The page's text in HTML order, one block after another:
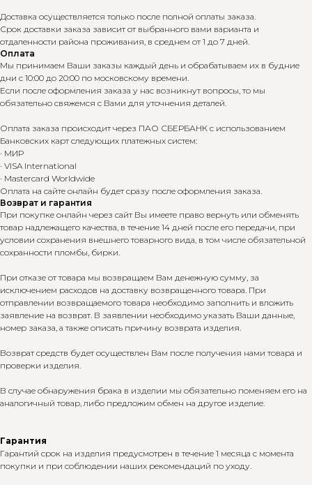
Доставка осуществляется только после полной оплаты заказа.
Срок доставки заказа зависит от выбранного вами варианта и
отдаленности района проживания, в среднем от 1 до 7 дней.
Оплата
Мы принимаем Ваши заказы каждый день и обрабатываем их в будние
дни с 10:00 до 20:00 по московскому времени.
Если после оформления заказа у нас возникнут вопросы, то мы
обязательно свяжемся с Вами для уточнения деталей.
Оплата заказа происходит через ПАО СБЕРБАНК с использованием
Банковских карт следующих платежных систем:
· МИР
· VISA International
· Mastercard Worldwide
Оплата на сайте онлайн будет сразу после оформления заказа.
Возврат и гарантия
При покупке онлайн через сайт Вы имеете право вернуть или обменять
товар надлежащего качества, в течение 14 дней после его передачи, при
условии сохранения внешнего товарного вида, в том числе обязательной
сохранности пломбы, бирки.
При отказе от товара мы возвращаем Вам денежную сумму, за
исключением расходов на доставку возвращенного товара. При
отправлении возвращаемого товара необходимо заполнить и вложить
заявление на возврат. В заявлении необходимо указать Ваши данные,
номер заказа, а также описать причину возврата изделия.
Возврат средств будет осуществлен Вам после получения нами товара и
проверки изделия.
В случае обнаружения брака в изделии мы обязательно поменяем его на
аналогичный товар, либо предложим обмен на другое изделие.
Гарантия
Гарантий срок на изделия предусмотрен в течение 1 месяца с момента
покупки и при соблюдении наших рекомендаций по уходу.